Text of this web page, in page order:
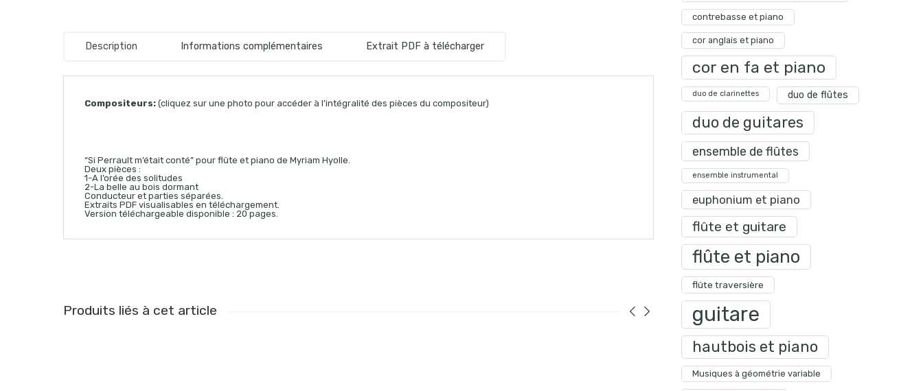
Description Informations complémentaires Extrait PDF à télécharger
Compositeurs: (cliquez sur une photo pour accéder à l’intégralité des pièces du compositeur)
“Si Perrault m’était conté” pour flûte et piano de Myriam Hyolle.
Deux pièces :
1-A l’orée des solitudes
2-La belle au bois dormant
Conducteur et parties séparées.
Extraits PDF visualisables en téléchargement.
Version téléchargeable disponible : 20 pages.
Produits liés à cet article
contrebasse et piano
cor anglais et piano
cor en fa et piano
duo de clarinettes duo de flûtes
duo de guitares
ensemble de flûtes
ensemble instrumental
euphonium et piano
flûte et guitare
flûte et piano
flûte traversière
guitare
hautbois et piano
Musiques à géométrie variable